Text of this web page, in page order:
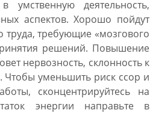
умственную деятельность,
аспектов. Хорошо пойдут
требующие «мозгового
решений. Повышение
нервозность, склонность к
уменьшить риск ссор и
сконцентрируйтесь на
энергии направьте в